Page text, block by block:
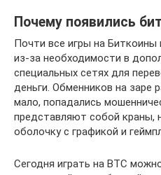
Почему появились
Почти все игры на Биткоины
из-за необходимости в
специальных сетях для
деньги. Обменников на заре
мало, попадались
представляют собой
оболочку с графикой и
Сегодня играть на BTC